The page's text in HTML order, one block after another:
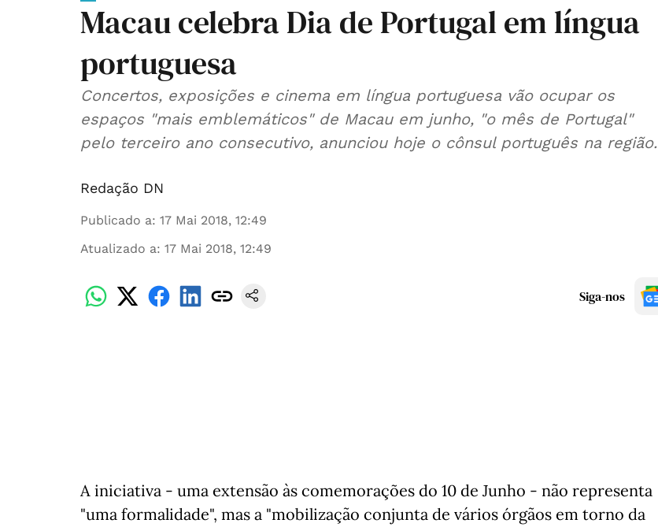
Macau celebra Dia de Portugal em língua
portuguesa
Concertos, exposições e cinema em língua portuguesa vão ocupar os
espaços "mais emblemáticos" de Macau em junho, "o mês de Portugal"
pelo terceiro ano consecutivo, anunciou hoje o cônsul português na região.
Redação DN
Publicado a: 17 Mai 2018, 12:49
Atualizado a: 17 Mai 2018, 12:49
Siga-nos
A iniciativa - uma extensão às comemorações do 10 de Junho - não representa
"uma formalidade", mas a "mobilização conjunta de vários órgãos em torno da